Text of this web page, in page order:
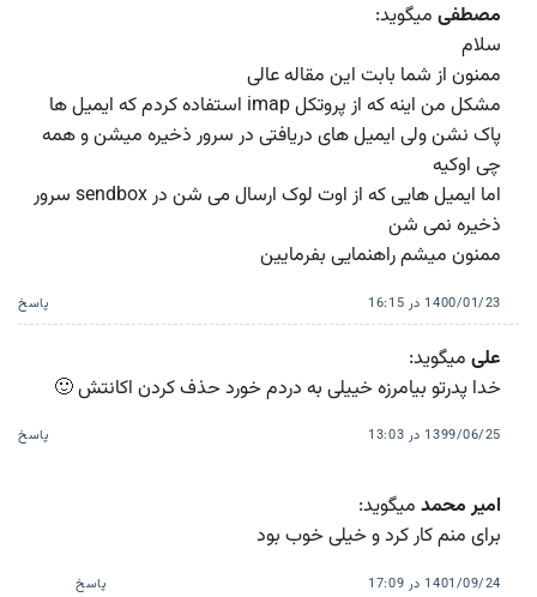
مصطفی میگوید:
سلام
ممنون از شما بابت این مقاله عالی
مشکل من اینه که از پروتکل imap استفاده کردم که ایمیل ها
پاک نشن ولی ایمیل های دریافتی در سرور ذخیره میشن و همه
چی اوکیه
اما ایمیل هایی که از اوت لوک ارسال می شن در sendbox سرور
ذخیره نمی شن
ممنون میشم راهنمایی بفرمایین
1400/01/23 در 16:15 پاسخ
علی میگوید:
خدا پدرتو بیامرزه خییلی به دردم خورد حذف کردن اکانتش 🙂
1399/06/25 در 13:03 پاسخ
امیر محمد میگوید:
برای منم کار کرد و خیلی خوب بود
1401/09/24 در 17:09 پاسخ